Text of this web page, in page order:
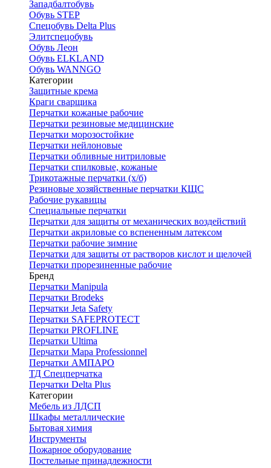
Западбалтобувь
Обувь STEP
Спецобувь Delta Plus
Элитспецобувь
Обувь Леон
Обувь ELKLAND
Обувь WANNGO
Категории
Защитные крема
Краги сварщика
Перчатки кожаные рабочие
Перчатки резиновые медицинские
Перчатки морозостойкие
Перчатки нейлоновые
Перчатки обливные нитриловые
Перчатки спилковые, кожаные
Трикотажные перчатки (х/б)
Резиновые хозяйственные перчатки КЩС
Рабочие рукавицы
Специальные перчатки
Перчатки для защиты от механических воздействий
Перчатки акриловые со вспененным латексом
Перчатки рабочие зимние
Перчатки для защиты от растворов кислот и щелочей
Перчатки прорезиненные рабочие
Бренд
Перчатки Manipula
Перчатки Brodeks
Перчатки Jeta Safety
Перчатки SAFEPROTECT
Перчатки PROFLINE
Перчатки Ultima
Перчатки Мара Professionnel
Перчатки АМПАРО
ТД Спецперчатка
Перчатки Delta Plus
Категории
Мебель из ЛДСП
Шкафы металлические
Бытовая химия
Инструменты
Пожарное оборудование
Постельные принадлежности